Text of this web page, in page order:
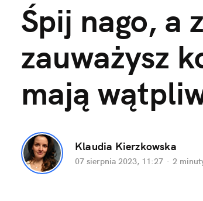
Śpij nago, a
zauważysz
mają
Klaudia Kierzkowska
07 sierpnia 2023, 11:27 · 2